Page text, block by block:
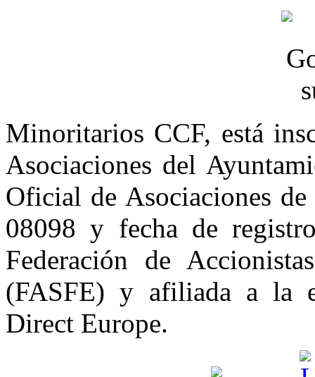
Minoritarios CCF, está
Asociaciones del
Oficial de Asociaciones
08098 y fecha de
Federación de
(FASFE) y afiliada a la
Direct Europe.